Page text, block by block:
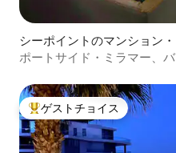
シーポイントのマンション
ポートサイド・ミラマー、
大好評のゲストチョイスです
ゲストチョイス